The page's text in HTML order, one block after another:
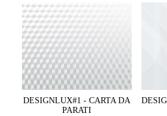
DESIGNLUX#1 - CARTA DA
PARATI